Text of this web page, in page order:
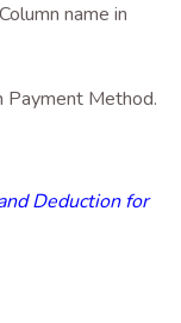
name in
Payment Method.
Deduction for